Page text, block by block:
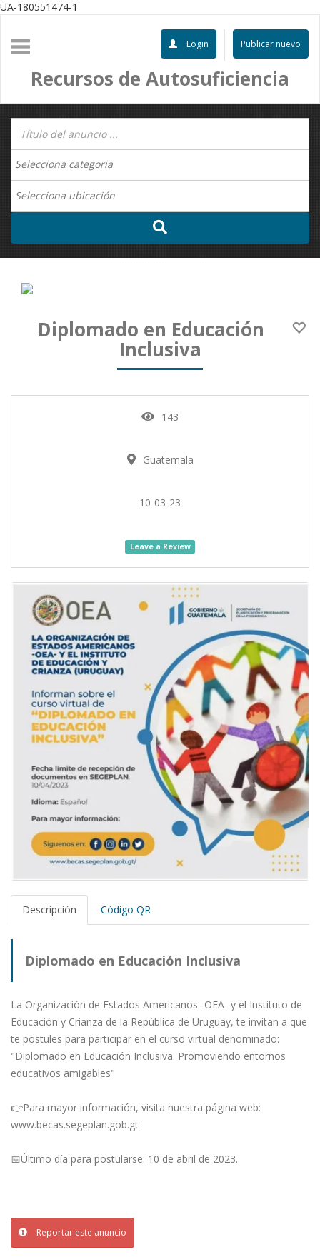
UA-180551474-1
Publicar nuevo
Login
Recursos de Autosuficiencia
Diplomado en Educación
Inclusiva
143
Guatemala
10-03-23
Leave a Review
Descripción Código QR
Diplomado en Educación Inclusiva
La Organización de Estados Americanos -OEA- y el Instituto de
Educación y Crianza de la República de Uruguay, te invitan a que
te postules para participar en el curso virtual denominado:
"Diplomado en Educación Inclusiva. Promoviendo entornos
educativos amigables"
👉Para mayor información, visita nuestra página web:
www.becas.segeplan.gob.gt
📅Último día para postularse: 10 de abril de 2023.
Reportar este anuncio